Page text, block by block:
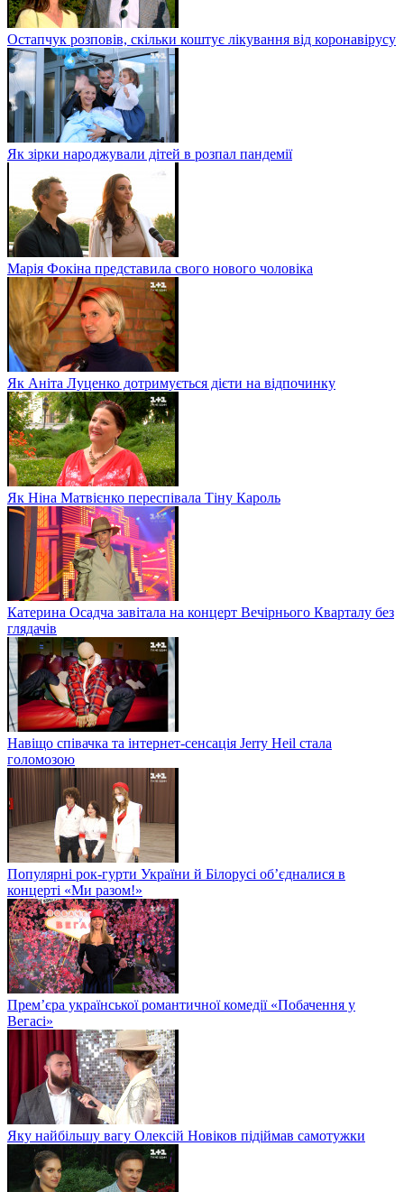
Остапчук розповів, скільки коштує лікування від коронавірусу
Як зірки народжували дітей в розпал пандемії
Марія Фокіна представила свого нового чоловіка
Як Аніта Луценко дотримується дієти на відпочинку
Як Ніна Матвієнко переспівала Тіну Кароль
Катерина Осадча завітала на концерт Вечірнього Кварталу без
глядачів
Навіщо співачка та інтернет-сенсація Jerry Heil стала
голомозою
Популярні рок-гурти України й Білорусі об’єдналися в
концерті «Ми разом!»
Прем’єра української романтичної комедії «Побачення у
Вегасі»
Яку найбільшу вагу Олексій Новіков підіймав самотужки